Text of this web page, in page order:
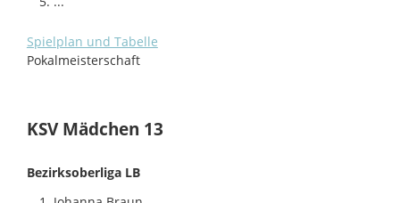
Spielplan und Tabelle
Pokalmeisterschaft
KSV Mädchen 13
Bezirksoberliga LB